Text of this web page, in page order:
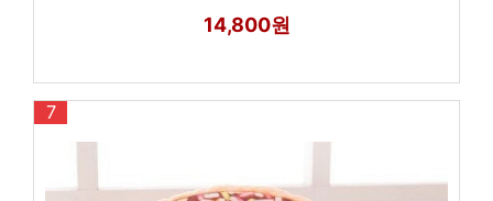
14,800원
7